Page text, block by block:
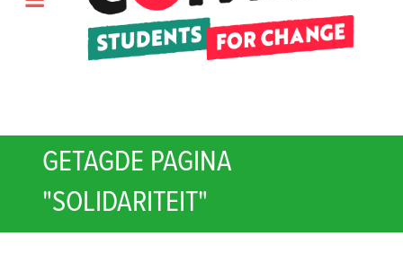
GETAGDE PAGINA
"SOLIDARITEIT"